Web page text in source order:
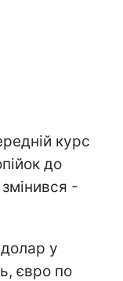
курс
до
-
у
євро по